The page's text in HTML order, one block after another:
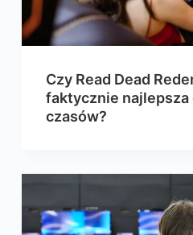
Czy Read Dead
faktycznie najlepsza
czasów?